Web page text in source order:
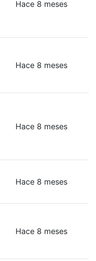
Hace 8 meses
Hace 8 meses
Hace 8 meses
Hace 8 meses
Hace 8 meses